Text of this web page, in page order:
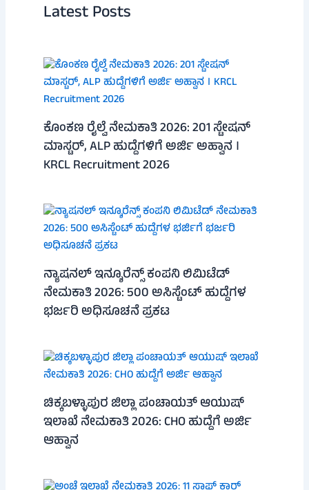
Latest Posts
ಕೊಂಕಣ ರೈಲ್ವೆ ನೇಮಕಾತಿ 2026: 201 ಸ್ಟೇಷನ್
ಮಾಸ್ಟರ್, ALP ಹುದ್ದೆಗಳಿಗೆ ಅರ್ಜಿ ಅಹ್ವಾನ ।
KRCL Recruitment 2026
ನ್ಯಾಷನಲ್ ಇನ್ಶೂರೆನ್ಸ್ ಕಂಪನಿ ಲಿಮಿಟೆಡ್
ನೇಮಕಾತಿ 2026: 500 ಅಸಿಸ್ಟೆಂಟ್ ಹುದ್ದೆಗಳ
ಭರ್ಜರಿ ಅಧಿಸೂಚನೆ ಪ್ರಕಟ
ಚಿಕ್ಕಬಳ್ಳಾಪುರ ಜಿಲ್ಲಾ ಪಂಚಾಯತ್ ಆಯುಷ್
ಇಲಾಖೆ ನೇಮಕಾತಿ 2026: CHO ಹುದ್ದೆಗೆ ಅರ್ಜಿ
ಆಹ್ವಾನ